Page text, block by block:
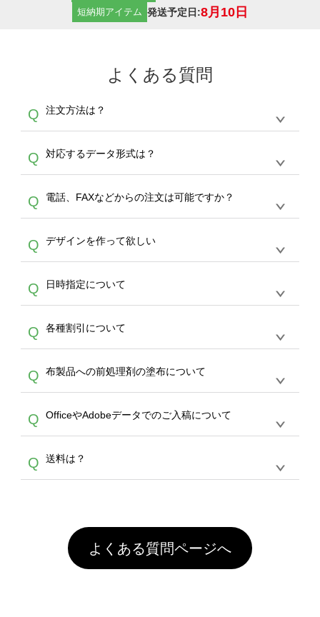
短納期アイテム 発送予定日:8月10日
よくある質問
Q 注文方法は？
A
生産にて承っております。デザインツールから
デザインの作成から決済まで完了できます。
30枚以上やシルク印刷など、大口注文の場合
は、サポートが担当するエコバッグコンシェル
やタンブラーコンシェルをご利用ください。製
作する数量が多ければ多いほど、オンデマンド
サービスよりも低価格で製作することが可能で
す。
Q 対応するデータ形式は？
A
ドできるデータ形式は、JPG / PNG / AI / PSD /
PDF 形式になります。データの最大サイズ
写真などもアップロード可能です。使用できな
い画像はエラーになります。（※ Illustratorか
らの直接入稿には対応していません。AIで保存
し、デザインツールからアップロードして下さ
い）
Q 電話、FAXなどからの注文は可能ですか？
A
文のみ受け付けております。30個以上のご製
作をお考えの方は、サポートが担当するエコバ
スをご利用頂ければ、電話やFAX、メールなど
でご注文が可能です。
Q デザインを作って欲しい
A
を作って欲しい。などの場合は、製作数量が
30個以上であれば、サポート担当が、デザイ
バッグコンシェル
サー
ビスをご利用ください。(※ 30個以下の場合
は、デザインツールをご利用ください)
Q 日時指定について
A
ん。発送後18時以降に配送業者・伝票番号を
メールでお知らせいたしますので、直接配送業
者にご連絡いただき調整をお願い致します。
Q 各種割引について
A
カート内で自動的に割引(最大50%)が適用され
ます。 【付与ポイント】購入金額の1％が1ポ
イントとして付与され、次回ご注文時に1ポイ
ント＝1円としてお使いいただけます。ポイン
トは発送完了の翌日に付与され、次回ご注文時
からご利用頂けます。ポイントの有効期限は一
年間です。【会員ランク】過去10カ月のご注
文回数により会員ランク割引(最大5%)が適用
頂いても、ログインがされていなければ、ラン
クにカウントがされません。
Q 布製品への前処理剤の塗布について
A
意点（前処理剤）】カラー生地（Tシャツのホ
ワイト、トートバッグのナチュラル、ホワイト
といって、プリントを定着させるための処理剤
を塗布しており、短納期・低価格で商品をお届
害な性質で、水洗いで落とすことが可能です。
お手数ですが、お客様ご自身にて着用前に落と
していただけますようお願いいたします。※1
通常注文・直送機能でのご注文に関わらず、前
Q OfficeやAdobeデータでのご入稿について
A
ません。いずれのデータも該当デザインのみ画
像(JPEG,PNG,GIF,PDF)に変換、またはAdobe
Q 送料は？
引」などによるお値引きで4,000円未満になる
場合は送料がかかりますので、ご注意くださ
い。
よくある質問ページへ